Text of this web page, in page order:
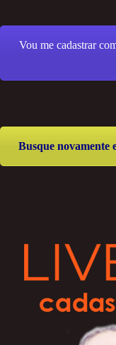
Vou me cadastrar
Busque novamente